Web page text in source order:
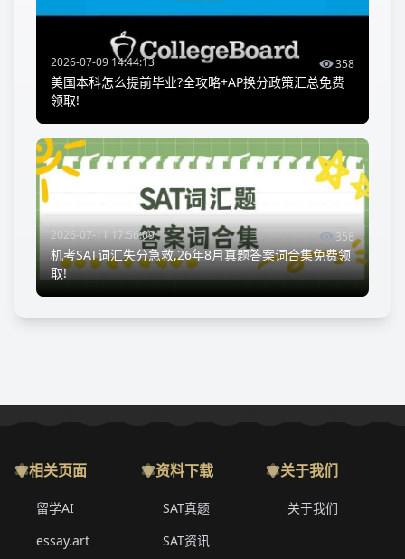
2026-07-09 14:44:13 358
美国本科怎么提前毕业?全攻略+AP换分政策汇总免费
领取!
2026-07-11 17:56:09 358
机考SAT词汇失分急救,26年8月真题答案词合集免费领
取!
相关页面
留学AI
essay.art
资料下载
SAT真题
SAT资讯
关于我们
关于我们